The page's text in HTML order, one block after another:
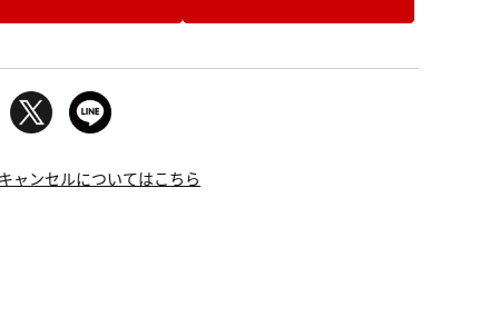
ャンセルについてはこちら